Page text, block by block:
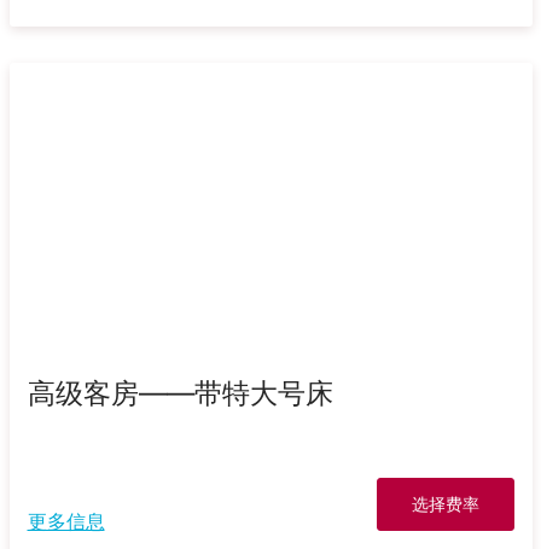
高级客房——带特大号床
更多信息
选择费率